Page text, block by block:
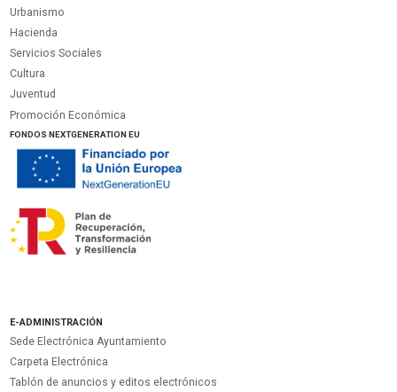
Urbanismo
Hacienda
Servicios Sociales
Cultura
Juventud
Promoción Económica
FONDOS NEXTGENERATION EU
E-ADMINISTRACIÓN
Sede Electrónica Ayuntamiento
Carpeta Electrónica
Tablón de anuncios y editos electrónicos